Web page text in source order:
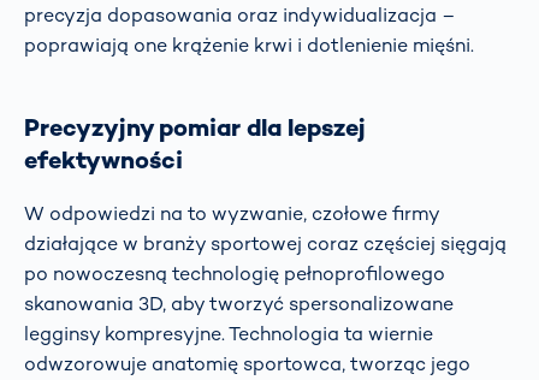
precyzja dopasowania oraz indywidualizacja –
poprawiają one krążenie krwi i dotlenienie mięśni.
Precyzyjny pomiar dla lepszej
efektywności
W odpowiedzi na to wyzwanie, czołowe firmy
działające w branży sportowej coraz częściej sięgają
po nowoczesną technologię pełnoprofilowego
skanowania 3D, aby tworzyć spersonalizowane
legginsy kompresyjne. Technologia ta wiernie
odwzorowuje anatomię sportowca, tworząc jego